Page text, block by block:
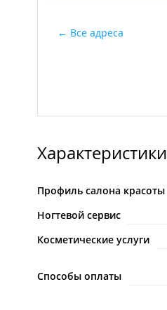
Все адреса
Характеристики
Профиль салона красоты
Ногтевой сервис
Косметические услуги
Способы оплаты